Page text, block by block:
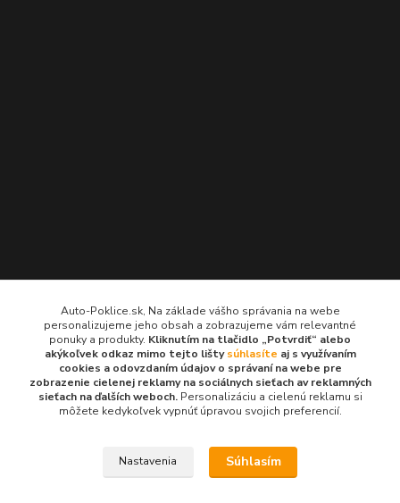
Kontakty
Auto-Poklice.sk
(Po-Pia, 8-16 hod.)
info@auto-poklice.sk
Auto-Poklice.sk, Na základe vášho správania na webe
personalizujeme jeho obsah a zobrazujeme vám relevantné
ponuky a produkty. Kliknutím na tlačidlo „Potvrdiť“ alebo
akýkoľvek odkaz mimo tejto lištysúhlasíte aj s využívaním
cookies a odovzdaním údajov o správaní na webe pre
zobrazenie cielenej reklamy na sociálnych sieťach av reklamných
sieťach na ďalších weboch.Personalizáciu a cielenú reklamu si
môžete kedykoľvek vypnúť úpravou svojich preferencií.
Nastavenia Súhlasím